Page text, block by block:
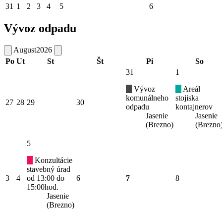
31 1 2 3 4 5 6
Vývoz odpadu
August2026
Po Ut St Št Pi So
27 28 29 30
31
Vývoz
komunálneho
odpadu
Jasenie
(Brezno)
1
Areál
stojiska
kontajnerov
Jasenie
3 4
5
Konzultácie
stavebný úrad
od 13:00 do
15:00hod.
Jasenie
(Brezno)
6 7 8